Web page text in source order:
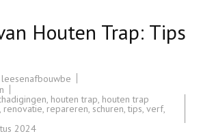
Houten Trap: Tips
leesenafbouwbe
, houten trap, houten trap
, renovatie, repareren, schuren,tips,verf,
2024